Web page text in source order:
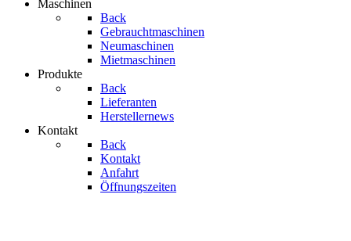
Maschinen
Back
Gebrauchtmaschinen
Neumaschinen
Mietmaschinen
Produkte
Back
Lieferanten
Herstellernews
Kontakt
Back
Kontakt
Anfahrt
Öffnungszeiten